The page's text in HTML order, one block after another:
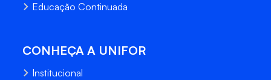
Educação Continuada
CONHEÇA A UNIFOR
Institucional